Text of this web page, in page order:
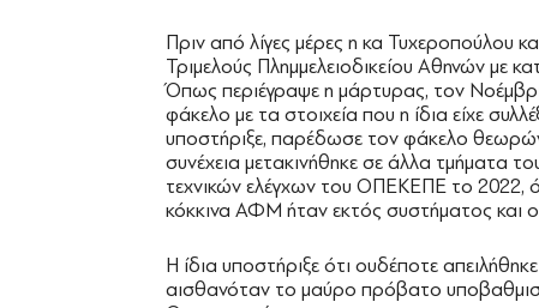
Πριν από λίγες μέρες η κα Τυχεροπούλου
Τριμελούς Πλημμελειοδικείου Αθηνών με
Όπως περιέγραψε η μάρτυρας, τον
φάκελο με τα στοιχεία που η ίδια είχε
υποστήριξε, παρέδωσε τον φάκελο
συνέχεια μετακινήθηκε σε άλλα τμήματα
τεχνικών ελέγχων του ΟΠΕΚΕΠΕ το 2022,
κόκκινα ΑΦΜ ήταν εκτός συστήματος και
Η ίδια υποστήριξε ότι ουδέποτε
αισθανόταν το μαύρο πρόβατο